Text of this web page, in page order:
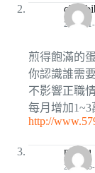
2011-
煎得飽滿的
你認識誰需
不影響正職
每月增加1~3
http://
piyatu
2011-